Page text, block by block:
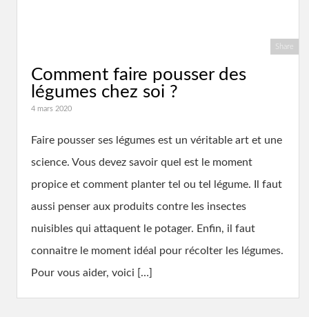
Share
Comment faire pousser des
légumes chez soi ?
4 mars 2020
Faire pousser ses légumes est un véritable art et une
science. Vous devez savoir quel est le moment
propice et comment planter tel ou tel légume. Il faut
aussi penser aux produits contre les insectes
nuisibles qui attaquent le potager. Enfin, il faut
connaitre le moment idéal pour récolter les légumes.
Pour vous aider, voici […]